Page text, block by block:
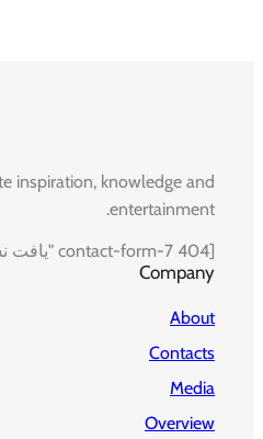
inspiration, knowledge and
entertainment.
[contact-form-7 404 "یافت نشد"]
Company
About
Contacts
Media
Overview